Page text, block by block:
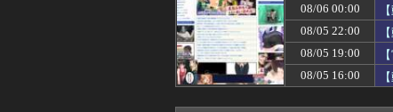
08/06 10:00
始球式で変な
08/06 10:00
【ナゾロジー
08/06 10:00
ゲーフリ「
08/06 10:00
【悲報】セク
08/06 10:00
【艦これ】イ
08/06 10:00
【画像あり】
08/06 10:00
北朝鮮、日本
08/06 00:00
08/05 22:00
08/05 19:00
08/05 16:00